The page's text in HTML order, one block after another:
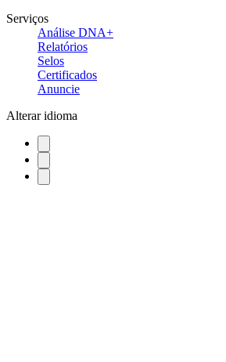
Serviços
Análise DNA+
Relatórios
Selos
Certificados
Anuncie
Alterar idioma